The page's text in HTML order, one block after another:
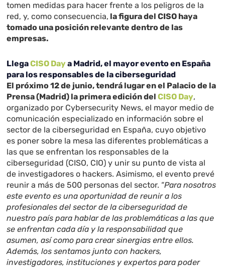
tomen medidas para hacer frente a los peligros de la
red, y, como consecuencia, la figura del CISO haya
tomado una posición relevante dentro de las
empresas.
LlegaCISO Daya Madrid, el mayor evento en España
para los responsables de la ciberseguridad
El próximo 12 de junio, tendrá lugar en el Palacio de la
Prensa (Madrid) la primera edición del CISO Day,
organizado por Cybersecurity News, el mayor medio de
comunicación especializado en información sobre el
sector de la ciberseguridad en España, cuyo objetivo
es poner sobre la mesa las diferentes problemáticas a
las que se enfrentan los responsables de la
ciberseguridad (CISO, CIO) y unir su punto de vista al
de investigadores o hackers. Asimismo, el evento prevé
reunir a más de 500 personas del sector. “Para nosotros
este evento es una oportunidad de reunir a los
profesionales del sector de la ciberseguridad de
nuestro país para hablar de las problemáticas a las que
se enfrentan cada día y la responsabilidad que
asumen, así como para crear sinergias entre ellos.
Además, los sentamos junto con hackers,
investigadores, instituciones y expertos para poder